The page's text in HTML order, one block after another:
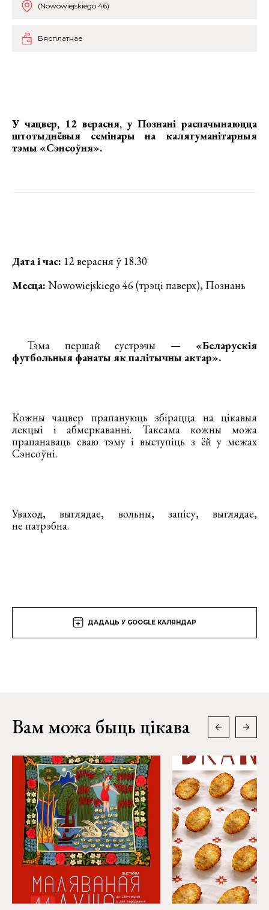
(Nowowiejskiego 46)
Бясплатнае
У чацвер, 12 верасня, у Познані распачынаюцца
штотыднёвыя семінары на калягуманітарныя
тэмы «Сэнсоўня».
Дата і час: 12 верасня ў 18.30
Месца: Nowowiejskiego 46 (трэці паверх), Познань
Тэма першай сустрэчы — «Беларускія
футбольныя фанаты як палітычны актар».
Кожны чацвер прапануюць збірацца на цікавыя
лекцыі і абмеркаванні. Таксама кожны можа
прапанаваць сваю тэму і выступіць з ёй у межах
Сэнсоўні.
Уваход, выглядае, вольны, запісу, выглядае,
не патрэбна.
ДАДАЦЬ У GOOGLE КАЛЯНДАР
Вам можа быць цікава